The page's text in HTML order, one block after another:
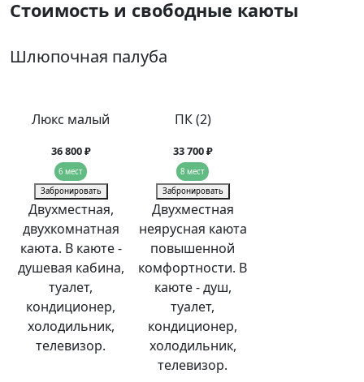
Стоимость и свободные каюты
Шлюпочная палуба
Люкс малый
36 800 ₽
6 мест
Забронировать
Двухместная,
двухкомнатная
каюта. В каюте -
душевая кабина,
туалет,
кондиционер,
холодильник,
телевизор.
ПК (2)
33 700 ₽
8 мест
Забронировать
Двухместная
неярусная каюта
повышенной
комфортности. В
каюте - душ,
туалет,
кондиционер,
холодильник,
телевизор.